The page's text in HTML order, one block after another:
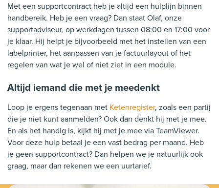
Met een supportcontract heb je altijd een hulplijn binnen
handbereik. Heb je een vraag? Dan staat Olaf, onze
supportadviseur, op werkdagen tussen 08:00 en 17:00 voor
je klaar. Hij helpt je bijvoorbeeld met het instellen van een
labelprinter, het aanpassen van je factuurlayout of het
regelen van wat je wel of niet ziet in een module.
Altijd iemand die met je meedenkt
Loop je ergens tegenaan met Ketenregister, zoals een partij
die je niet kunt aanmelden? Ook dan denkt hij met je mee.
En als het handig is, kijkt hij met je mee via TeamViewer.
Voor deze hulp betaal je een vast bedrag per maand. Heb
je geen supportcontract? Dan helpen we je natuurlijk ook
graag, maar dan rekenen we een uurtarief.